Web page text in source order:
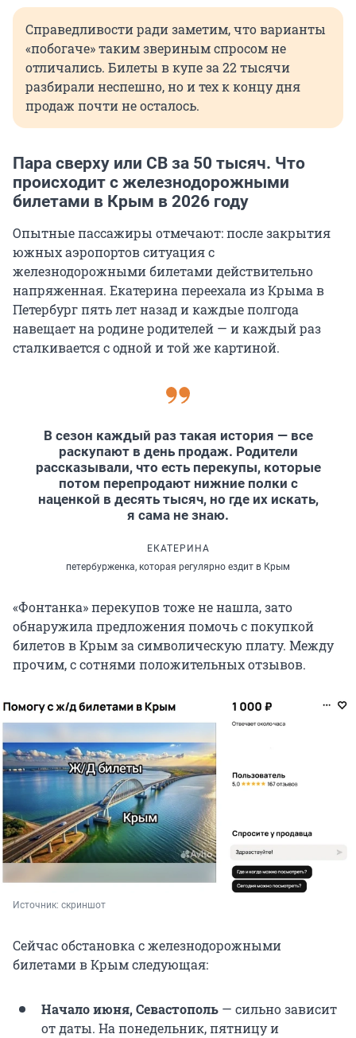
Справедливости ради заметим, что варианты
«побогаче» таким звериным спросом не
отличались. Билеты в купе за 22 тысячи
разбирали неспешно, но и тех к концу дня
продаж почти не осталось.
Пара сверху или СВ за 50 тысяч. Что
происходит с железнодорожными
билетами в Крым в 2026 году
Опытные пассажиры отмечают: после закрытия
южных аэропортов ситуация с
железнодорожными билетами действительно
напряженная. Екатерина переехала из Крыма в
Петербург пять лет назад и каждые полгода
навещает на родине родителей — и каждый раз
сталкивается с одной и той же картиной.
В сезон каждый раз такая история — все
раскупают в день продаж. Родители
рассказывали, что есть перекупы, которые
потом перепродают нижние полки с
наценкой в десять тысяч, но где их искать,
я сама не знаю.
ЕКАТЕРИНА
петербурженка, которая регулярно ездит в Крым
«Фонтанка» перекупов тоже не нашла, зато
обнаружила предложения помочь с покупкой
билетов в Крым за символическую плату. Между
прочим, с сотнями положительных отзывов.
Источник: скриншот
Сейчас обстановка с железнодорожными
билетами в Крым следующая:
Начало июня, Севастополь — сильно зависит
от даты. На понедельник, пятницу и